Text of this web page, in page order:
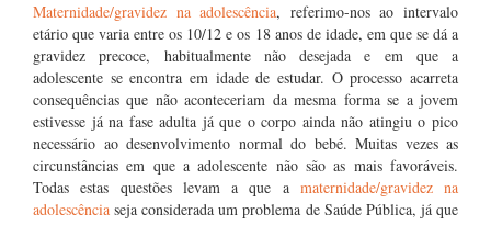
Maternidade/gravidez na adolescência, referimo-nos ao intervalo
etário que varia entre os 10/12 e os 18 anos de idade, em que se dá a
gravidez precoce, habitualmente não desejada e em que a
adolescente se encontra em idade de estudar. O processo acarreta
consequências que não aconteceriam da mesma forma se a jovem
estivesse já na fase adulta já que o corpo ainda não atingiu o pico
necessário ao desenvolvimento normal do bebé. Muitas vezes as
circunstâncias em que a adolescente não são as mais favoráveis.
Todas estas questões levam a que a maternidade/gravidez na
adolescência seja considerada um problema de Saúde Pública, já que